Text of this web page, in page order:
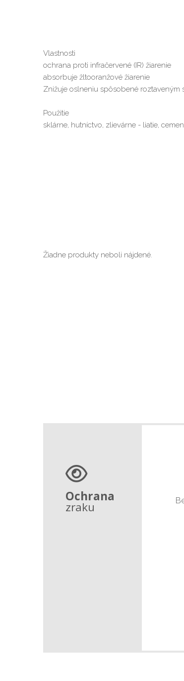
Vlastnosti
ochrana proti infračervené (IR) žiarenie
absorbuje žltooranžové žiarenie
Znižuje oslneniu spôsobené roztaveným
Použitie
sklárne, hutníctvo, zlievárne - liatie,
Žiadne produkty neboli nájdené.
Ochrana
zraku